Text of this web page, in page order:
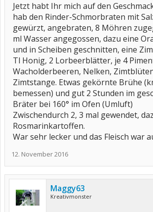
Jetzt habt Ihr mich auf den
hab den Rinder-Schmorbraten mit
gewürzt, angebraten, 8 Möhren
ml Wasser angegossen, dazu eine
und in Scheiben geschnitten, eine
Tl Honig, 2 Lorbeerblätter, je 4
Wacholderbeeren, Nelken,
Zimtstange. Etwas gekörnte Brühe
bemessen) und gut 2 Stunden im
Bräter bei 160° im Ofen (Umluft)
Zwischendurch 2, 3 mal gewendet,
Rosmarinkartoffen.
War sehr lecker und das Fleisch war
12. November 2016
Maggy63
Kreativmonster